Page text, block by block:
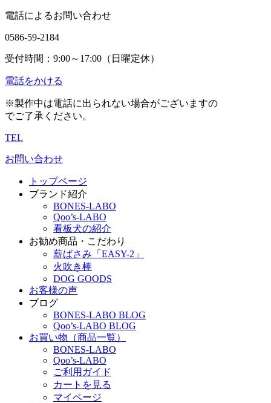
電話によるお問い合わせ
0586-59-2184
受付時間：9:00～17:00（日曜定休）
電話をかける
※製作中は電話に出られない場合がございますの
でご了承ください。
TEL
お問い合わせ
トップページ
ブランド紹介
BONES-LABO
Qoo’s-LABO
看板犬の紹介
お勧め商品・こだわり
薪ばさみ「EASY-2」
火吹き棒
DOG GOODS
お客様の声
ブログ
BONES-LABO BLOG
Qoo’s-LABO BLOG
お買い物（商品一覧）
BONES-LABO
Qoo’s-LABO
ご利用ガイド
カートを見る
マイページ